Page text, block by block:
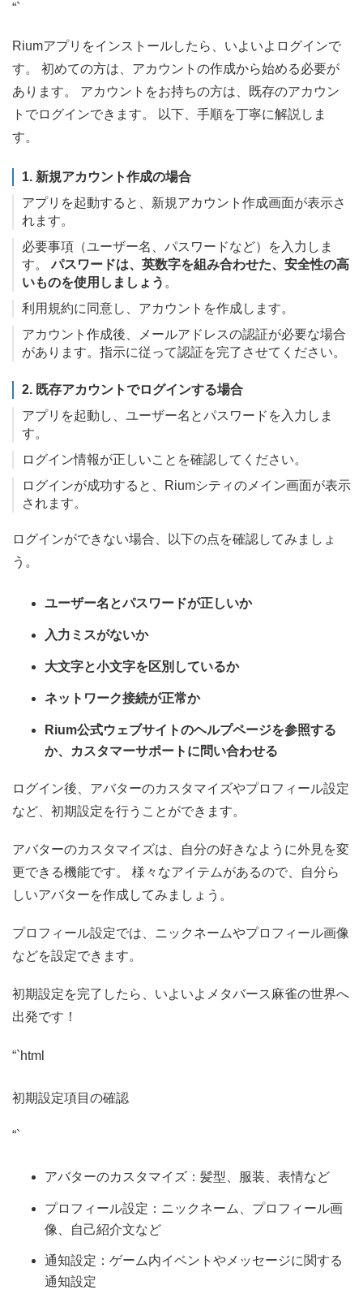
“`
Riumアプリをインストールしたら、いよいよログインで
す。 初めての方は、アカウントの作成から始める必要が
あります。 アカウントをお持ちの方は、既存のアカウン
トでログインできます。 以下、手順を丁寧に解説しま
す。
1. 新規アカウント作成の場合
アプリを起動すると、新規アカウント作成画面が表示さ
れます。
必要事項（ユーザー名、パスワードなど）を入力しま
す。パスワードは、英数字を組み合わせた、安全性の高
いものを使用しましょう 。
利用規約に同意し、アカウントを作成します。
アカウント作成後、メールアドレスの認証が必要な場合
があります。指示に従って認証を完了させてください。
2. 既存アカウントでログインする場合
アプリを起動し、ユーザー名とパスワードを入力しま
す。
ログイン情報が正しいことを確認してください。
ログインが成功すると、Riumシティのメイン画面が表示
されます。
ログインができない場合、以下の点を確認してみましょ
う。
ユーザー名とパスワードが正しいか
入力ミスがないか
大文字と小文字を区別しているか
ネットワーク接続が正常か
Rium公式ウェブサイトのヘルプページを参照する
か、カスタマーサポートに問い合わせる
ログイン後、アバターのカスタマイズやプロフィール設定
など、初期設定を行うことができます。
アバターのカスタマイズは、自分の好きなように外見を変
更できる機能です。 様々なアイテムがあるので、自分ら
しいアバターを作成してみましょう。
プロフィール設定では、ニックネームやプロフィール画像
などを設定できます。
初期設定を完了したら、いよいよメタバース麻雀の世界へ
出発です！
“`html
初期設定項目の確認
“`
アバターのカスタマイズ：髪型、服装、表情など
プロフィール設定：ニックネーム、プロフィール画
像、自己紹介文など
通知設定：ゲーム内イベントやメッセージに関する
通知設定